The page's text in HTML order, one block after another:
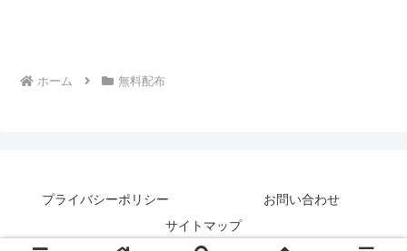
ホーム 無料配布
プライバシーポリシー
お問い合わせ
サイトマップ